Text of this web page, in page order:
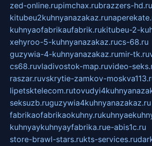
zed-online.rupimchax.rubrazzers-hd.ru
kitubeu2kuhnyanazakaz.ru
kuhnyaofabrikaufabrik.rukitubeu-2-
xehyroo-5-kuhnyanazakaz.rucs-68.ru
guzywia-4-kuhnyanazakaz.rumir-tk.ru
cs68.ruvladivostok-map.ruvideo-
raszar.ruvskrytie-zamkov-
lipetsktelecom.ru
seksuzb.ruguzywia4kuhnyanazakaz.ru
fabrikaofabrikaokuhny.ru
kuhnyaykuhnyayfabrika.rue-abis1c.ru
store-brawl-stars.rukts-services.ru